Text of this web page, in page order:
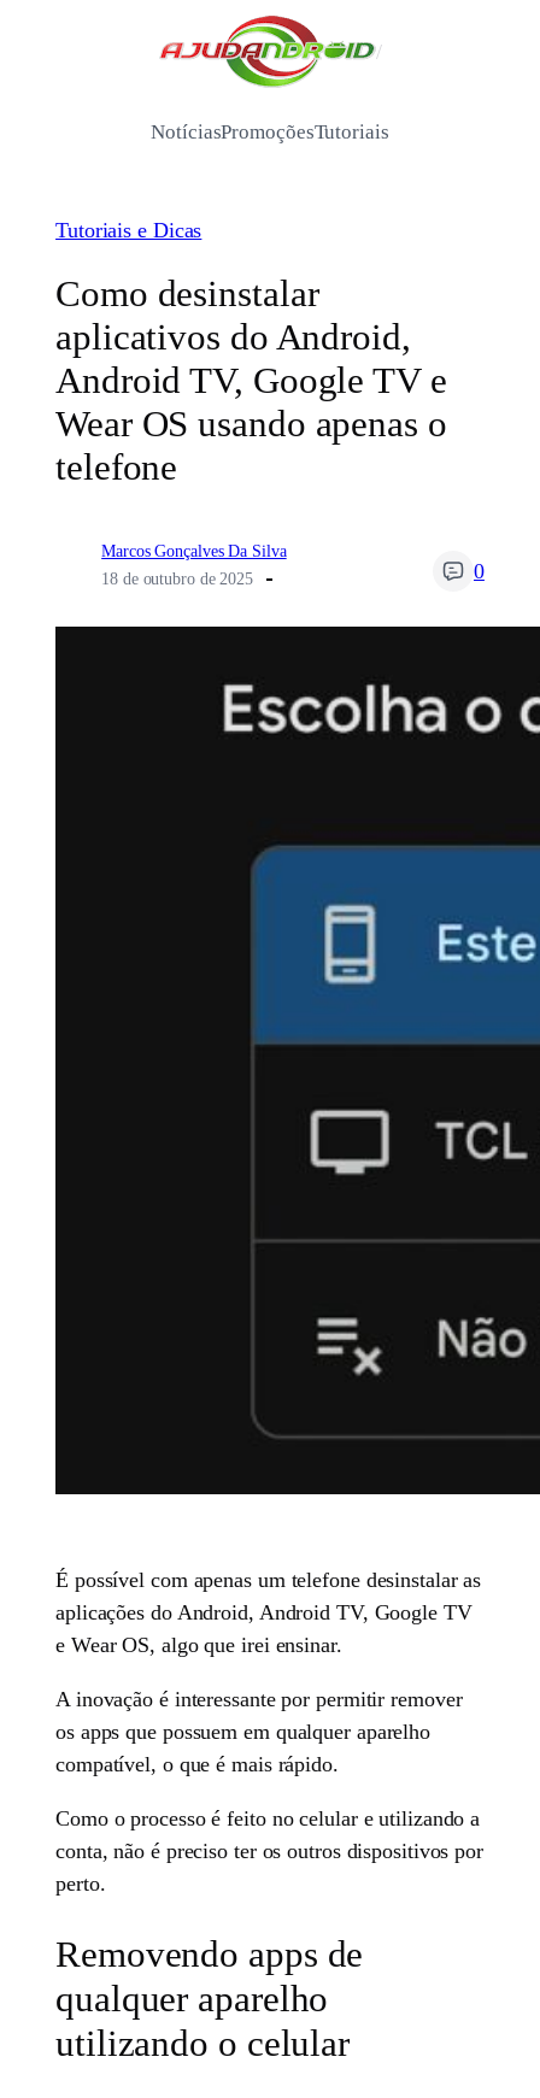
/
NotíciasPromoçõesTutoriais
Tutoriais e Dicas
Como desinstalar
aplicativos do Android,
Android TV, Google TV e
Wear OS usando apenas o
telefone
Marcos Gonçalves Da Silva
18 de outubro de 2025
0
É possível com apenas um telefone desinstalar as
aplicações do Android, Android TV, Google TV
e Wear OS, algo que irei ensinar.
A inovação é interessante por permitir remover
os apps que possuem em qualquer aparelho
compatível, o que é mais rápido.
Como o processo é feito no celular e utilizando a
conta, não é preciso ter os outros dispositivos por
perto.
Removendo apps de
qualquer aparelho
utilizando o celular